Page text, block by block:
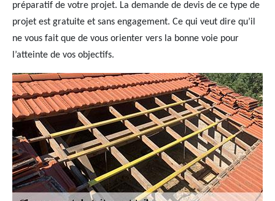
préparatif de votre projet. La demande de devis de ce type de
projet est gratuite et sans engagement. Ce qui veut dire qu’il
ne vous fait que de vous orienter vers la bonne voie pour
l’atteinte de vos objectifs.